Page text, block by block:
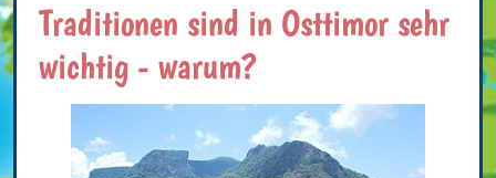
Traditionen sind in Osttimor sehr
wichtig - warum?